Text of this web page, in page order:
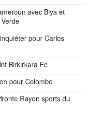
avec Biya et
pour Carlos
Birkirkara Fc
pour Colombe
Rayon sports du